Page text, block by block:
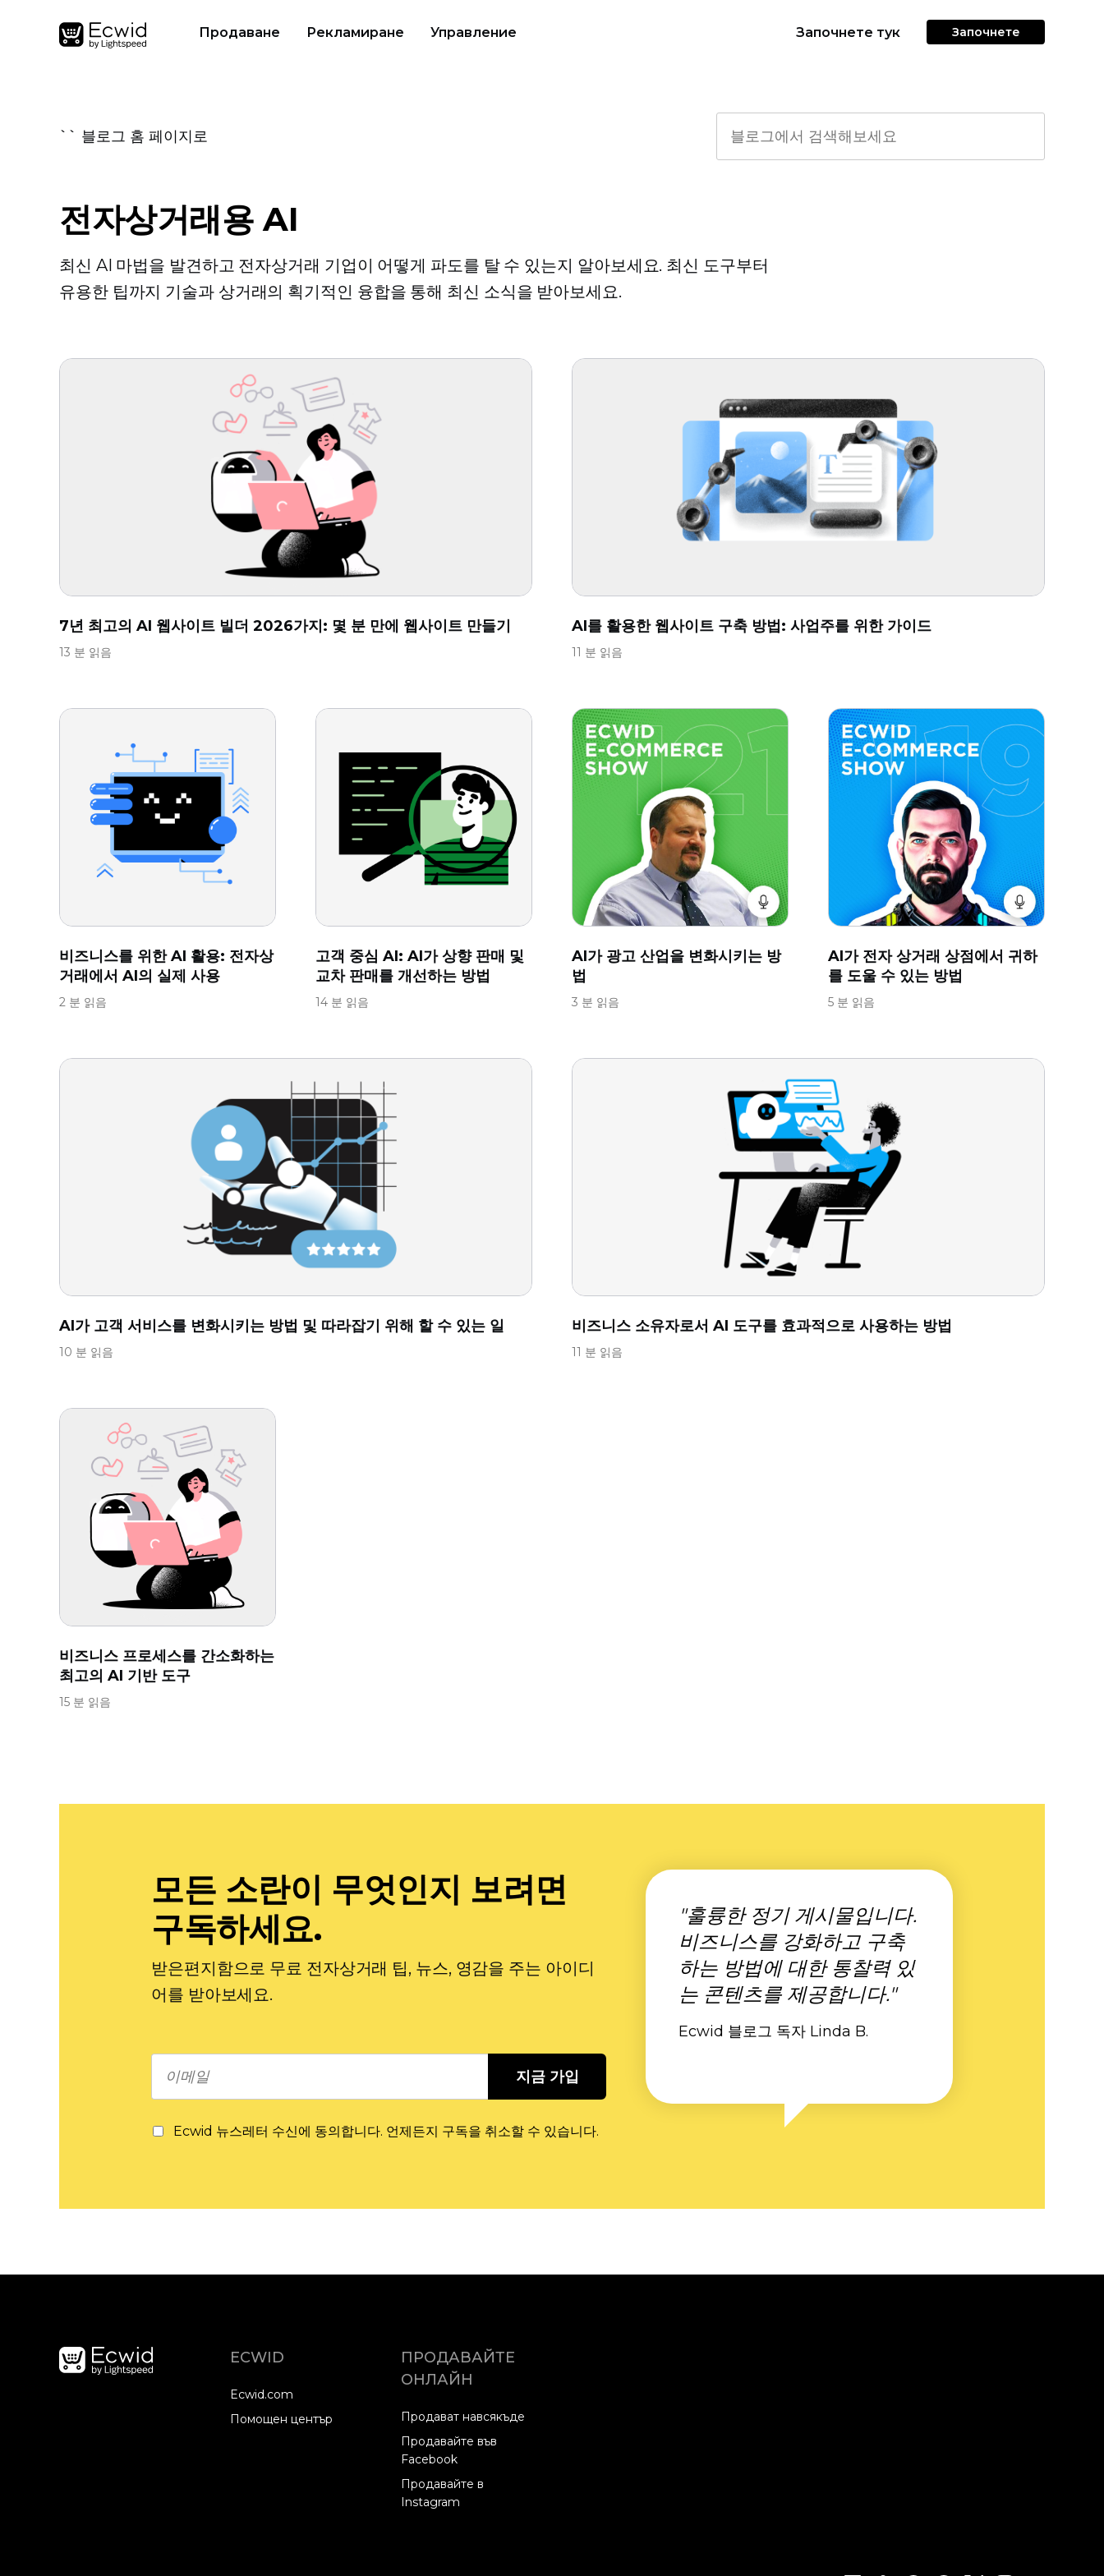
Продаване Рекламиране Управление Започнете тук Започнете
`` 블로그 홈 페이지로
전자상거래용 AI
최신 AI 마법을 발견하고 전자상거래 기업이 어떻게 파도를 탈 수 있는지 알아보세요. 최신 도구부터
유용한 팁까지 기술과 상거래의 획기적인 융합을 통해 최신 소식을 받아보세요.
7년 최고의 AI 웹사이트 빌더 2026가지: 몇 분 만에 웹사이트 만들기
13 분 읽음
AI를 활용한 웹사이트 구축 방법: 사업주를 위한 가이드
11 분 읽음
비즈니스를 위한 AI 활용: 전자상
거래에서 AI의 실제 사용
2 분 읽음
고객 중심 AI: AI가 상향 판매 및
교차 판매를 개선하는 방법
14 분 읽음
AI가 광고 산업을 변화시키는 방
법
3 분 읽음
AI가 전자 상거래 상점에서 귀하
를 도울 수 있는 방법
5 분 읽음
AI가 고객 서비스를 변화시키는 방법 및 따라잡기 위해 할 수 있는 일
10 분 읽음
비즈니스 소유자로서 AI 도구를 효과적으로 사용하는 방법
11 분 읽음
비즈니스 프로세스를 간소화하는
최고의 AI 기반 도구
15 분 읽음
모든 소란이 무엇인지 보려면
구독하세요.
받은편지함으로 무료 전자상거래 팁, 뉴스, 영감을 주는 아이디
어를 받아보세요.
지금 가입
Ecwid 뉴스레터 수신에 동의합니다. 언제든지 구독을 취소할 수 있습니다.
"훌륭한 정기 게시물입니다.
비즈니스를 강화하고 구축
하는 방법에 대한 통찰력 있
는 콘텐츠를 제공합니다."
Ecwid 블로그 독자 Linda B.
ECWID
Ecwid.com
Помощен център
ПРОДАВАЙТЕ
ОНЛАЙН
Продават навсякъде
Продавайте във
Facebook
Продавайте в
Instagram